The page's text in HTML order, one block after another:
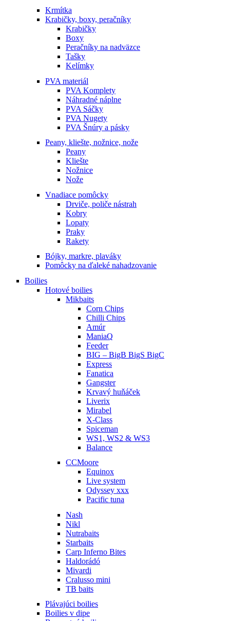
Krmítka
Krabičky, boxy, peračníky
Krabičky
Boxy
Peračníky na nadväzce
Tašky
Kelímky
PVA materiál
PVA Komplety
Náhradné náplne
PVA Sáčky
PVA Nugety
PVA Šnúry a pásky
Peany, kliešte, nožnice, nože
Peany
Kliešte
Nožnice
Nože
Vnadiace pomôcky
Drviče, poliče nástrah
Kobry
Lopaty
Praky
Rakety
Bójky, markre, plaváky
Pomôcky na ďaleké nahadzovanie
Boilies
Hotové boilies
Mikbaits
Corn Chips
Chilli Chips
Amúr
ManiaQ
Feeder
BIG – BigB BigS BigC
Express
Fanatica
Gangster
Krvavý huňáček
Liverix
Mirabel
X-Class
Spiceman
WS1, WS2 & WS3
Balance
CCMoore
Equinox
Live system
Odyssey xxx
Pacific tuna
Nash
Nikl
Nutrabaits
Starbaits
Carp Inferno Bites
Haldorádó
Mivardi
Cralusso mini
TB baits
Plávajúci boilies
Boilies v dipe